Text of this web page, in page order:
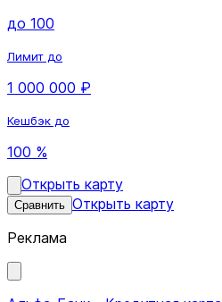
до 100
Лимит до
1 000 000 ₽
Кешбэк до
100 %
Открыть карту
Сравнить Открыть карту
Реклама